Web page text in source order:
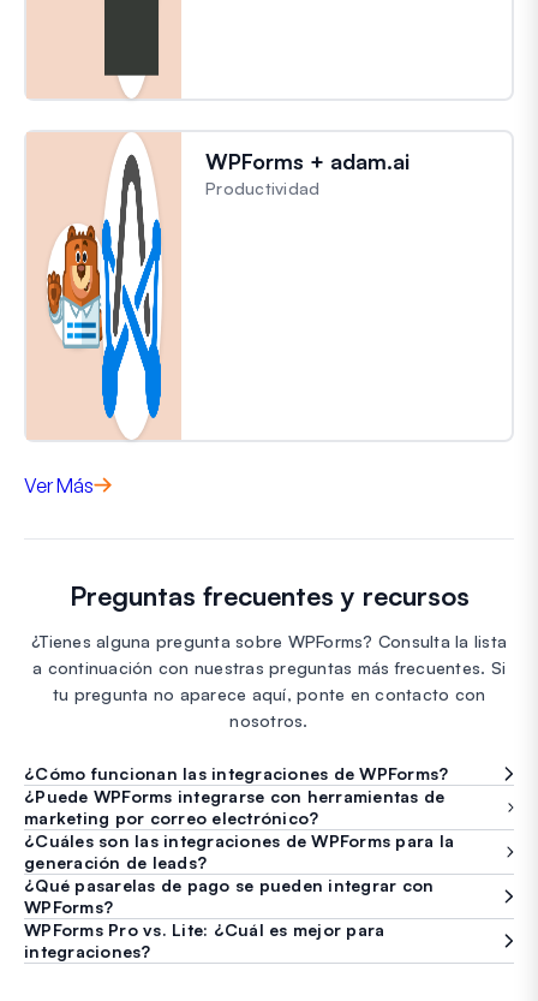
WPForms + adam.ai
Productividad
Ver Más
Preguntas frecuentes y recursos
¿Tienes alguna pregunta sobre WPForms? Consulta la lista
a continuación con nuestras preguntas más frecuentes. Si
tu pregunta no aparece aquí, ponte en contacto con
nosotros.
¿Cómo funcionan las integraciones de WPForms?
¿Puede WPForms integrarse con herramientas de
marketing por correo electrónico?
¿Cuáles son las integraciones de WPForms para la
generación de leads?
¿Qué pasarelas de pago se pueden integrar con
WPForms?
WPForms Pro vs. Lite: ¿Cuál es mejor para
integraciones?